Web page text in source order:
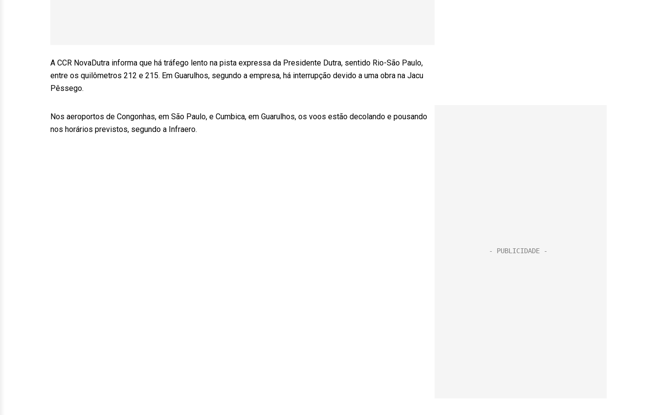
A CCR NovaDutra informa que há tráfego lento na pista expressa da Presidente Dutra, sentido Rio-São Paulo,
entre os quilômetros 212 e 215. Em Guarulhos, segundo a empresa, há interrupção devido a uma obra na Jacu
Pêssego.
Nos aeroportos de Congonhas, em São Paulo, e Cumbica, em Guarulhos, os voos estão decolando e pousando
nos horários previstos, segundo a Infraero.